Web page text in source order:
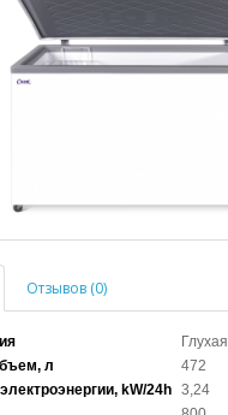
Отзывов (0)
л
472
kW/24h 3,24